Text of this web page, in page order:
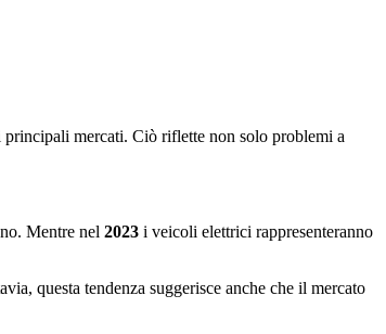
mercati. Ciò riflette non solo problemi a
Mentre nel 2023 i veicoli elettrici rappresenteranno
questa tendenza suggerisce anche che il mercato